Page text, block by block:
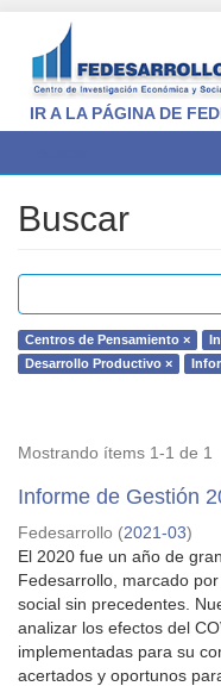
IR A LA PÁGINA DE
Buscar
Centros de Pensamiento ×
Desarrollo Productivo ×
Mostrando ítems 1-1 de 1
Informe de Gestión
Fedesarrollo (2021-03)
El 2020 fue un año de
Fedesarrollo, marcado
social sin precedentes.
analizar los efectos del
implementadas para su
acertados y oportunos